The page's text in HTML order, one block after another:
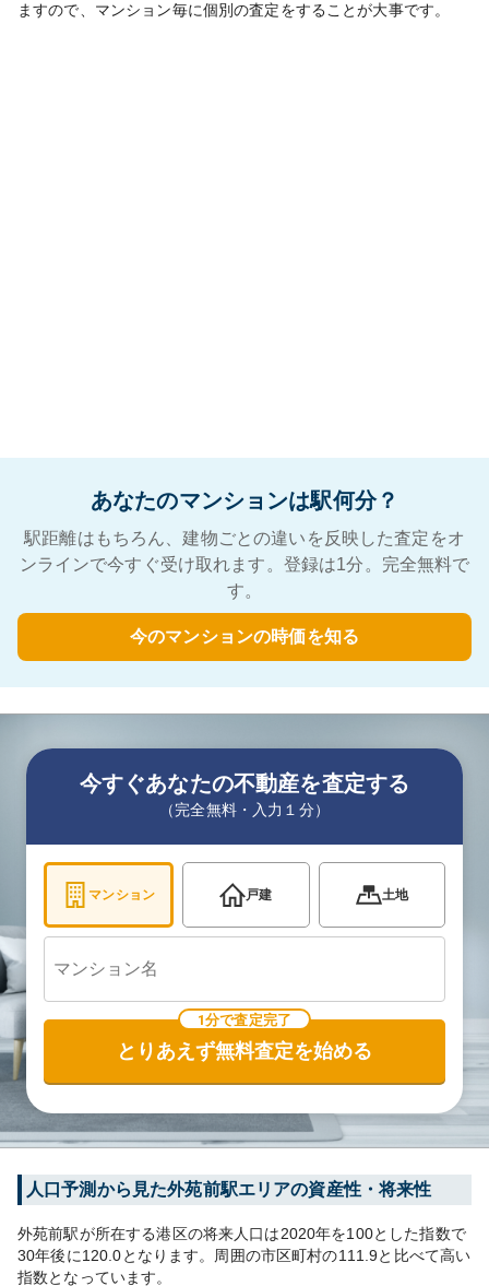
ますので、マンション毎に個別の査定をすることが大事です。
あなたのマンションは駅何分？
駅距離はもちろん、建物ごとの違いを反映した査定をオ
ンラインで今すぐ受け取れます。登録は1分。完全無料で
す。
今のマンションの時価を知る
今すぐあなたの不動産を査定する
（完全無料・入力１分）
マンション 戸建 土地
1分で査定完了
とりあえず無料査定を始める
人口予測から見た外苑前駅エリアの資産性・将来性
外苑前駅が所在する港区の将来人口は2020年を100とした指数で
30年後に120.0となります。 周囲の市区町村の111.9と比べて高い
指数となっています。